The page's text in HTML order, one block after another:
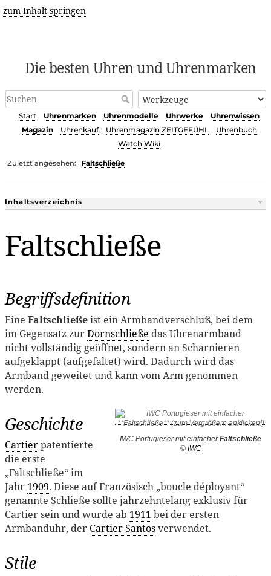
zum Inhalt springen
Die besten Uhren und Uhrenmarken
Start Uhrenmarken Uhrenmodelle Uhrwerke
Uhrenwissen
Magazin
Uhrenkauf Uhrenmagazin ZEITGEFÜHL
Uhrenbuch
Watch Wiki
Zuletzt angesehen: • Faltschließe
Inhaltsverzeichnis
Faltschließe
Begriffsdefinition
Eine Faltschließeist ein Armbandverschluß, bei dem
im Gegensatz zurDornschließe das Uhrenarmband
nicht vollständig geöffnet, sondern an Scharnieren
aufgeklappt (aufgefaltet) wird. Dadurch wird das
Armband geweitet und kann vom Arm genommen
werden.
IWC Portugieser mit einfacherFaltschließe
© IWC
Geschichte
Cartierpatentierte
die erste
„Faltschließe“ im
Jahr 1909. Diese auf Französisch „boucle déployant“
genannte Schließe sollte jahrzehntelang exklusiv für
Cartier sein und wurde ab 1911 bei der ersten
Armbanduhr, der Cartier Santosverwendet.
Stile